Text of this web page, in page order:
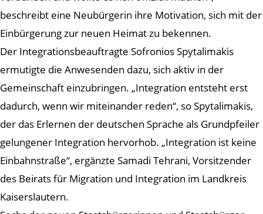
beschreibt eine Neubürgerin ihre Motivation, sich mit der
Einbürgerung zur neuen Heimat zu bekennen.
Der Integrationsbeauftragte Sofronios Spytalimakis
ermutigte die Anwesenden dazu, sich aktiv in der
Gemeinschaft einzubringen. „Integration entsteht erst
dadurch, wenn wir miteinander reden“, so Spytalimakis,
der das Erlernen der deutschen Sprache als Grundpfeiler
gelungener Integration hervorhob. „Integration ist keine
Einbahnstraße“, ergänzte Samadi Tehrani, Vorsitzender
des Beirats für Migration und Integration im Landkreis
Kaiserslautern.